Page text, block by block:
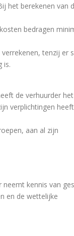
het berekenen van
bedragen
tenzij er
is.
de verhuurder
verplichtingen heeft
aan al zijn
kennis van
en de wettelijke